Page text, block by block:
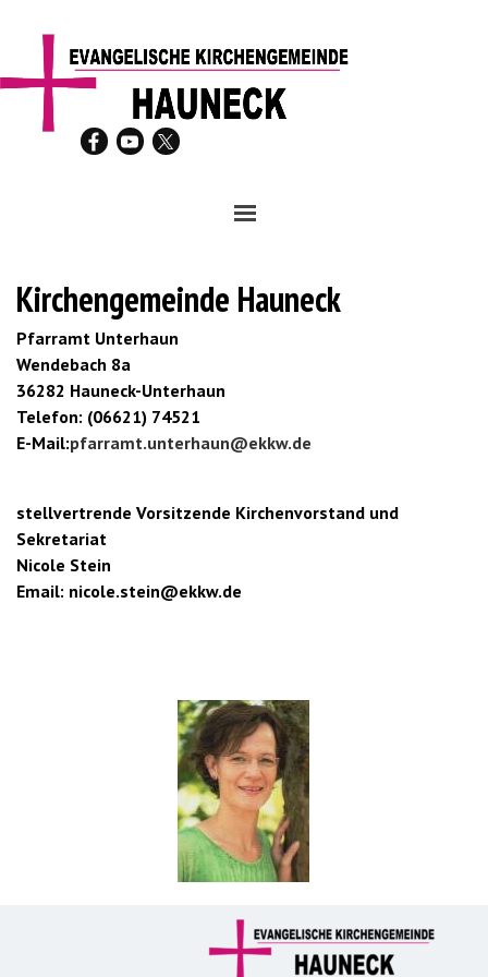
Menü überspringen
Kirchengemeinde Hauneck
Pfarramt Unterhaun
Wendebach 8a
36282 Hauneck-Unterhaun
Telefon: (06621) 74521
E-Mail:pfarramt.unterhaun@ekkw.de
stellvertrende Vorsitzende Kirchenvorstand und
Sekretariat
Nicole Stein
Email: nicole.stein@ekkw.de